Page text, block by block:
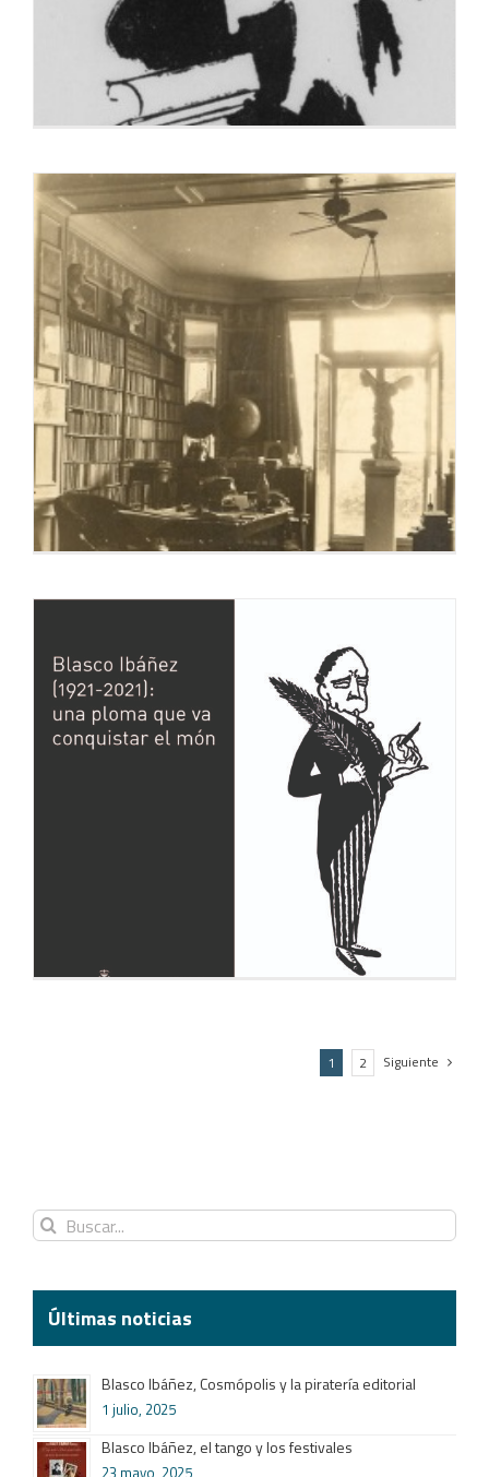
En el 155 aniversari del naixement
29 enero, 2022
Cuando el silencio anegó la biblioteca de
Blasco Ibáñez (1921-2021): una ploma que
1 2 Siguiente
Buscar:
Últimas noticias
Blasco Ibáñez, Cosmópolis y la piratería editorial
1 julio, 2025
Blasco Ibáñez, el tango y los festivales
23 mayo, 2025